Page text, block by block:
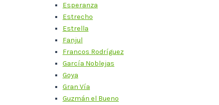
Esperanza
Estrecho
Estrella
Fanjul
Francos Rodríguez
García Noblejas
Goya
Gran Vía
Guzmán el Bueno